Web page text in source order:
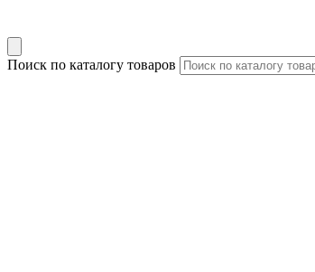
Поиск по каталогу товаров